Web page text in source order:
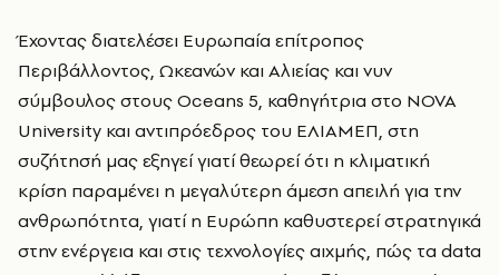
Έχοντας διατελέσει Ευρωπαία επίτροπος
Περιβάλλοντος, Ωκεανών και Αλιείας και νυν
σύμβουλος στους Oceans 5, καθηγήτρια στο NOVA
University και αντιπρόεδρος του ΕΛΙΑΜΕΠ, στη
συζήτησή μας εξηγεί γιατί θεωρεί ότι η κλιματική
κρίση παραμένει η μεγαλύτερη άμεση απειλή για την
ανθρωπότητα, γιατί η Ευρώπη καθυστερεί στρατηγικά
στην ενέργεια και στις τεχνολογίες αιχμής, πώς τα data